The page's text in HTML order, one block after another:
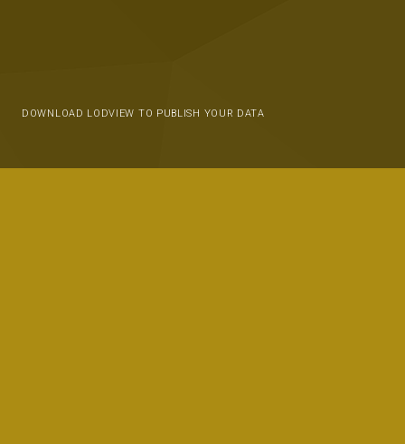
DOWNLOAD LODVIEW TO PUBLISH YOUR DATA